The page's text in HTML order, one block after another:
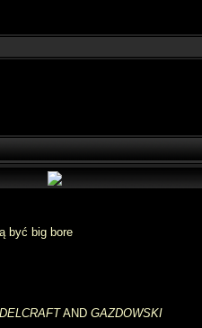
być big bore
AND GAZDOWSKI